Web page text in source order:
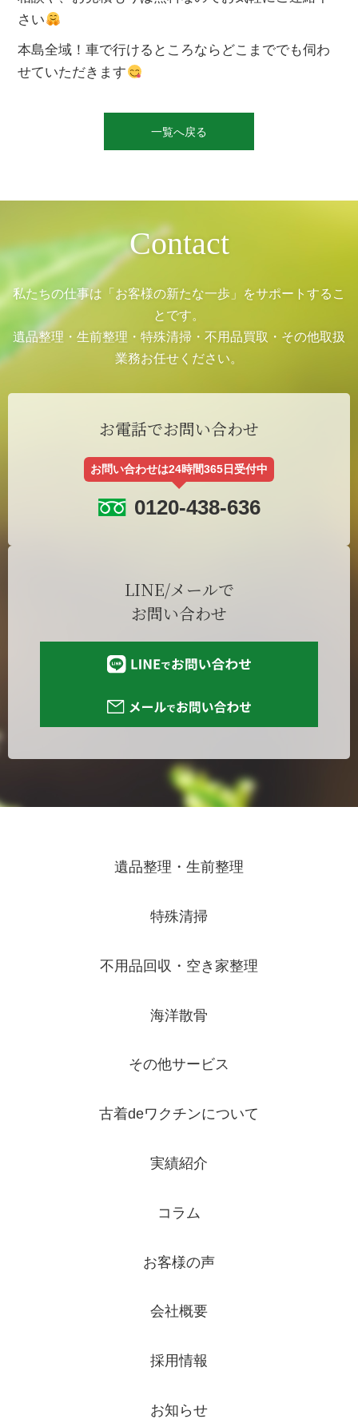
さい
本島全域！車で行けるところならどこまででも伺わ
せていただきます
一覧へ戻る
Contact
私たちの仕事は「お客様の新たな一歩」をサポートするこ
とです。
遺品整理・生前整理・特殊清掃・不用品買取・その他取扱
業務お任せください。
お電話でお問い合わせ
お問い合わせは24時間365日受付中
0120-438-636
LINE/メールで
お問い合わせ
遺品整理・生前整理
特殊清掃
不用品回収・空き家整理
海洋散骨
その他サービス
古着deワクチンについて
実績紹介
コラム
お客様の声
会社概要
採用情報
お知らせ